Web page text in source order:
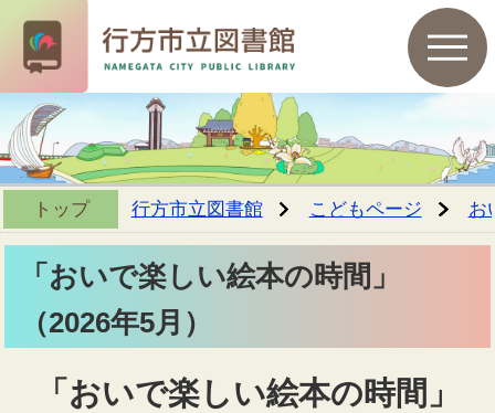
トップ 行方市立図書館 こどもページ お
「おいで楽しい絵本の時間」
（2026年5月）
「おいで楽しい絵本の時間」